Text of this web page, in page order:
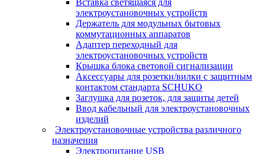
Вставка светящаяся для
электроустановочных устройств
Держатель для модульных бытовых
коммутационных аппаратов
Адаптер переходный для
электроустановочных устройств
Крышка блока световой сигнализации
Аксессуары для розетки/вилки с защитным
контактом стандарта SCHUKO
Заглушка для розеток, для защиты детей
Ввод кабельный для электроустановочных
изделий
Электроустановочные устройства различного
назначения
Электропитание USB